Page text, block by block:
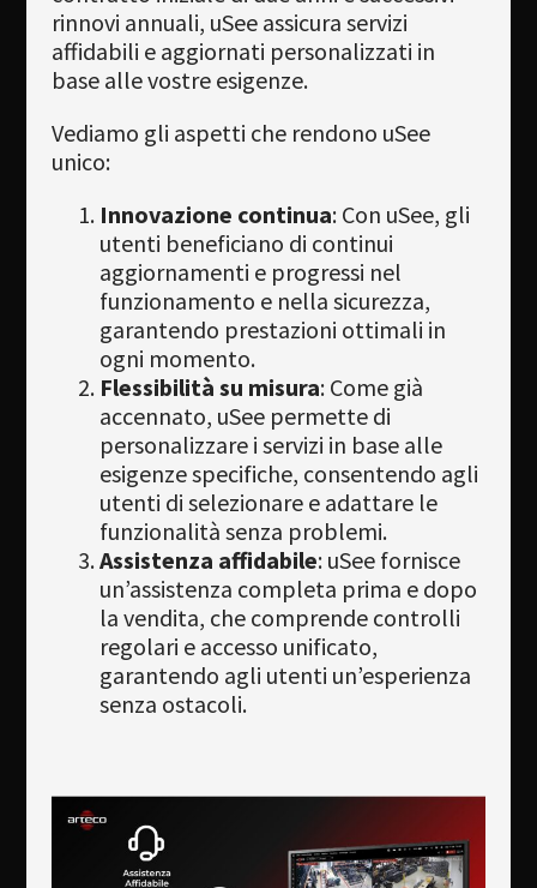
rinnovi annuali, uSee assicura servizi
affidabili e aggiornati personalizzati in
base alle vostre esigenze.
Vediamo gli aspetti che rendono uSee
unico:
Innovazione continua: Con uSee, gli
utenti beneficiano di continui
aggiornamenti e progressi nel
funzionamento e nella sicurezza,
garantendo prestazioni ottimali in
ogni momento.
Flessibilità su misura: Come già
accennato, uSee permette di
personalizzare i servizi in base alle
esigenze specifiche, consentendo agli
utenti di selezionare e adattare le
funzionalità senza problemi.
Assistenza affidabile: uSee fornisce
un’assistenza completa prima e dopo
la vendita, che comprende controlli
regolari e accesso unificato,
garantendo agli utenti un’esperienza
senza ostacoli.